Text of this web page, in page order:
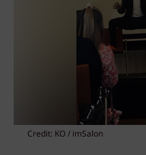
Credit: KO / imSalon